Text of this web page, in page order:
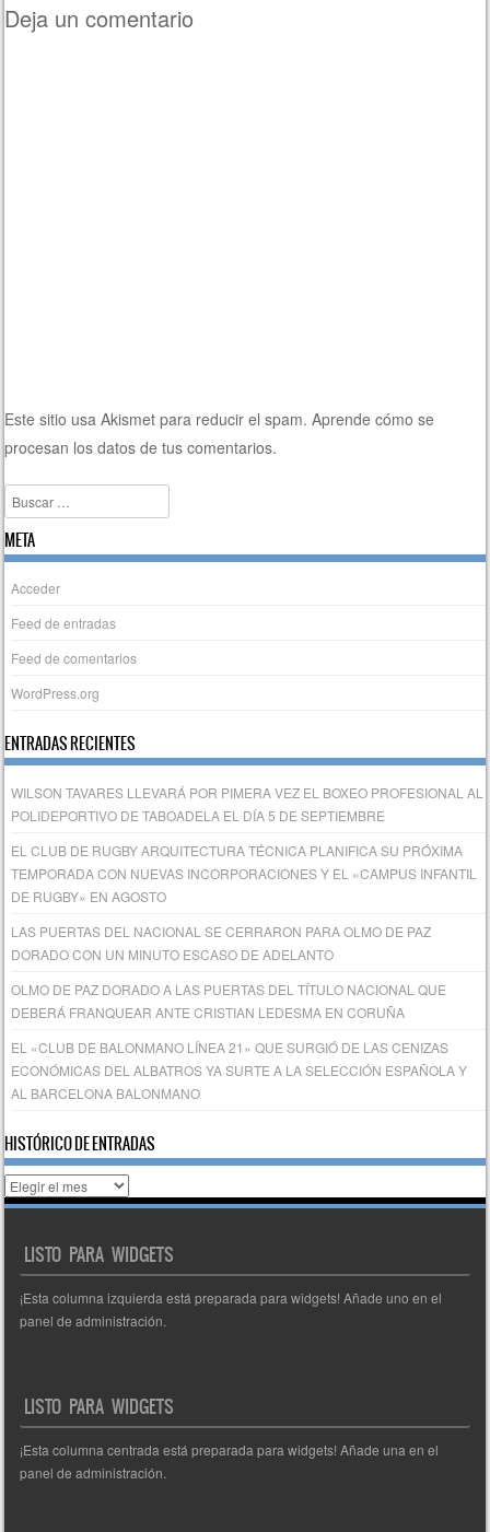
Deja un comentario
Este sitio usa Akismet para reducir el spam.Aprende cómo se
procesan los datos de tus comentarios.
Buscar
META
Acceder
Feed de entradas
Feed de comentarios
WordPress.org
ENTRADAS RECIENTES
WILSON TAVARES LLEVARÁ POR PIMERA VEZ EL BOXEO PROFESIONAL AL
POLIDEPORTIVO DE TABOADELA EL DÍA 5 DE SEPTIEMBRE
EL CLUB DE RUGBY ARQUITECTURA TÉCNICA PLANIFICA SU PRÓXIMA
TEMPORADA CON NUEVAS INCORPORACIONES Y EL «CAMPUS INFANTIL
DE RUGBY» EN AGOSTO
LAS PUERTAS DEL NACIONAL SE CERRARON PARA OLMO DE PAZ
DORADO CON UN MINUTO ESCASO DE ADELANTO
OLMO DE PAZ DORADO A LAS PUERTAS DEL TÍTULO NACIONAL QUE
DEBERÁ FRANQUEAR ANTE CRISTIAN LEDESMA EN CORUÑA
EL «CLUB DE BALONMANO LÍNEA 21» QUE SURGIÓ DE LAS CENIZAS
ECONÓMICAS DEL ALBATROS YA SURTE A LA SELECCIÓN ESPAÑOLA Y
AL BARCELONA BALONMANO
HISTÓRICO DE ENTRADAS
Histórico
de
LISTO PARA WIDGETS
¡Esta columna izquierda está preparada para widgets! Añade uno en el
panel de administración.
LISTO PARA WIDGETS
¡Esta columna centrada está preparada para widgets! Añade una en el
panel de administración.